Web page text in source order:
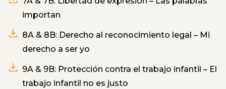
importan
8A & 8B: Derecho al reconocimiento legal – Mi
derecho a ser yo
9A & 9B: Protección contra el trabajo infantil – El
trabajo infantil no es justo